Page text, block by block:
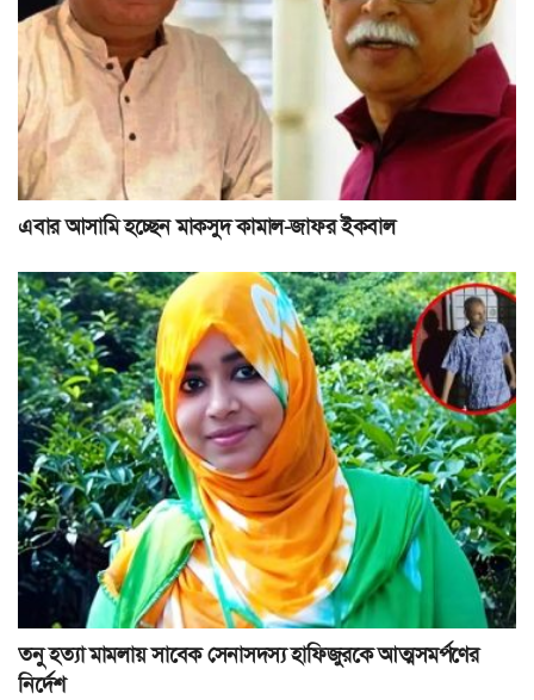
এবার আসামি হচ্ছেন মাকসুদ কামাল-জাফর ইকবাল
তনু হত্যা মামলায় সাবেক সেনাসদস্য হাফিজুরকে আত্মসমর্পণের
নির্দেশ